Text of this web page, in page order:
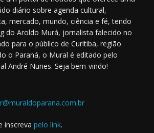
diário sobre agenda cultural,
mercado, mundo, ciência e fé, tendo
do Aroldo Murá, jornalista falecido no
para o público de Curitiba, região
o Paraná, o Mural é editado pelo
André Nunes. Seja bem-vindo!
inscreva pelo link.